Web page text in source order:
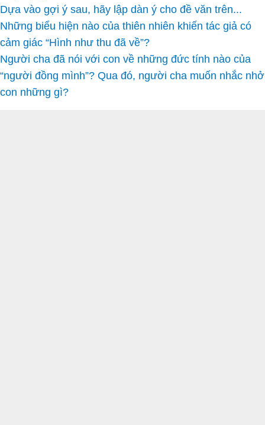
Dựa vào gợi ý sau, hãy lập dàn ý cho đề văn trên...
Những biểu hiện nào của thiên nhiên khiến tác giả có
cảm giác “Hình như thu đã về”?
Người cha đã nói với con về những đức tính nào của
“người đồng mình”? Qua đó, người cha muốn nhắc nhở
con những gì?